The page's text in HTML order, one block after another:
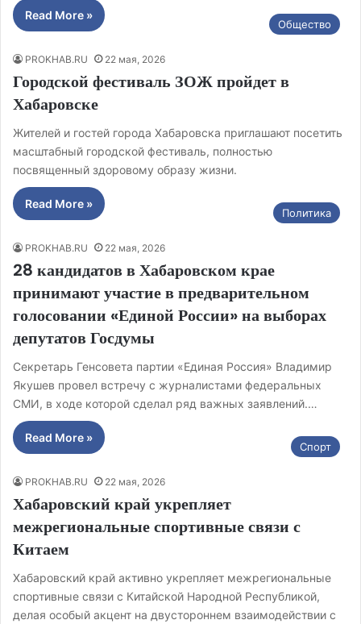
Read More »
Общество
PROKHAB.RU 22 мая, 2026
Городской фестиваль ЗОЖ пройдет в
Хабаровске
Жителей и гостей города Хабаровска приглашают посетить
масштабный городской фестиваль, полностью
посвященный здоровому образу жизни.
Read More »
Политика
PROKHAB.RU 22 мая, 2026
28 кандидатов в Хабаровском крае
принимают участие в предварительном
голосовании «Единой России» на выборах
депутатов Госдумы
Секретарь Генсовета партии «Единая Россия» Владимир
Якушев провел встречу с журналистами федеральных
СМИ, в ходе которой сделал ряд важных заявлений.…
Read More »
Спорт
PROKHAB.RU 22 мая, 2026
Хабаровский край укрепляет
межрегиональные спортивные связи с
Китаем
Хабаровский край активно укрепляет межрегиональные
спортивные связи с Китайской Народной Республикой,
делая особый акцент на двустороннем взаимодействии с